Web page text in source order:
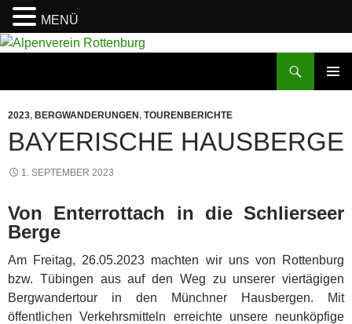
Zum
2023, BERGWANDERUNGEN, TOURENBERICHTE
BAYERISCHE HAUSBERGE
1. SEPTEMBER 2023
Von Enterrottach in die Schlierseer
Berge
Am Freitag, 26.05.2023 machten wir uns von Rottenburg
bzw. Tübingen aus auf den Weg zu unserer viertägigen
Bergwandertour in den Münchner Hausbergen. Mit
öffentlichen Verkehrsmitteln erreichte unsere neunköpfige
MENÜ